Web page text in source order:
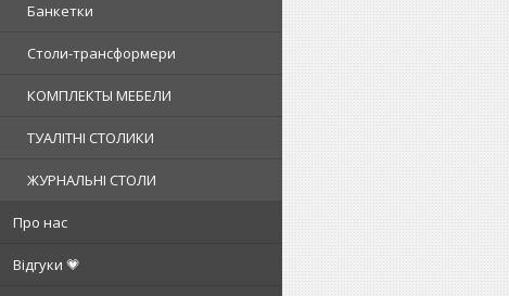
Банкетки
Столи-трансформери
КОМПЛЕКТЫ МЕБЕЛИ
ТУАЛІТНІ СТОЛИКИ
ЖУРНАЛЬНІ СТОЛИ
Про нас
Відгуки 💗